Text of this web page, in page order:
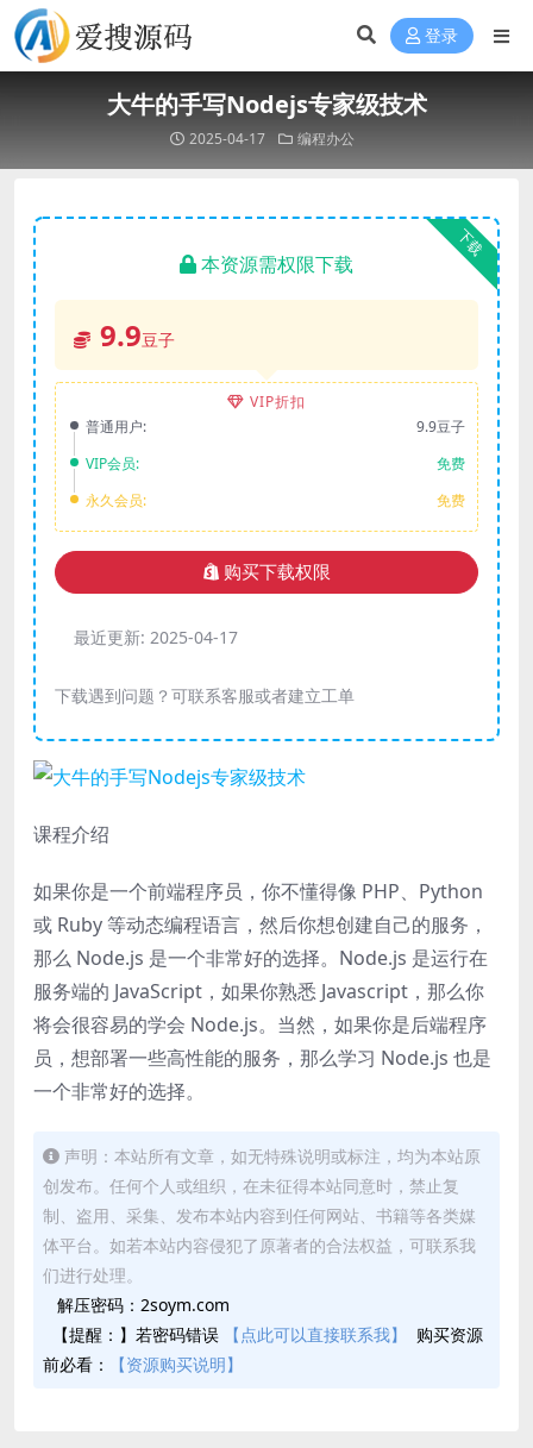
登录
大牛的手写Nodejs专家级技术
2025-04-17 编程办公
下载
本资源需权限下载
9.9豆子
VIP折扣
普通用户:
9.9豆子
VIP会员:
免费
永久会员:
免费
购买下载权限
最近更新: 2025-04-17
下载遇到问题？可联系客服或者建立工单
课程介绍
如果你是一个前端程序员，你不懂得像 PHP、Python
或 Ruby 等动态编程语言，然后你想创建自己的服务，
那么 Node.js 是一个非常好的选择。Node.js 是运行在
服务端的 JavaScript，如果你熟悉 Javascript，那么你
将会很容易的学会 Node.js。当然，如果你是后端程序
员，想部署一些高性能的服务，那么学习 Node.js 也是
一个非常好的选择。
声明：本站所有文章，如无特殊说明或标注，均为本站原
创发布。任何个人或组织，在未征得本站同意时，禁止复
制、盗用、采集、发布本站内容到任何网站、书籍等各类媒
体平台。如若本站内容侵犯了原著者的合法权益，可联系我
们进行处理。
解压密码：2soym.com
【提醒：】若密码错误
【点此可以直接联系我】
购买资源
前必看：
【资源购买说明】